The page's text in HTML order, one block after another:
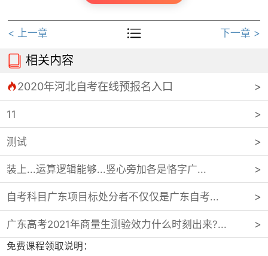
< 上一章  下一章 >
 相关内容
2020年河北自考在线预报名入口
11
测试
装上...运算逻辑能够...竖心旁加各是恪字广...
自考科目广东项目标处分者不仅仅是广东自考...
广东高考2021年商量生测验效力什么时刻出来?...
免费课程领取说明：